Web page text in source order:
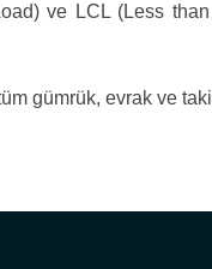
ve LCL (Less
gümrük, evrak ve